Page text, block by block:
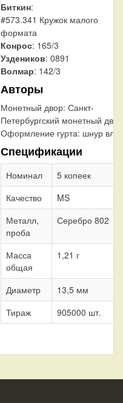
Биткин:
#573.341 Кружок малого
формата
Конрос: 165/3
Уздеников: 0891
Волмар: 142/3
Авторы
Монетный двор: Санкт-
Петербургский монетный двор
Оформление гурта: шнур
Спецификации
Номинал
5 копеек
Качество
MS
Металл,
проба
Серебро 802
Масса
общая
1,21 г
Диаметр
13,5 мм
Тираж
905000 шт.